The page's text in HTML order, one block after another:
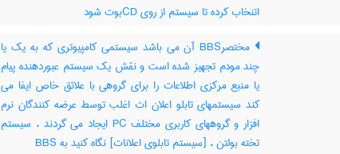
اتنخاب کرده تا سیستم از روی CDبوت شود
مختصرBBS آن می باشد سیستمی کامپیوتری که به یک یا
چند مودم تجهیز شده است و نقش یک سیستم عبوردهنده پیام
یا منبع مرکزی اطلاعات را برای گروهی با علائق خاص ایفا می
کند سیستمهای تابلو اعلان ات اغلب توسط عرضه کنندگان نرم
افزار و گروههای کاربری مختلف PC ایجاد می گردند ، سیستم
تخته بولتن ، [سیستم تابلوی اعلانات] نگاه کنید به ‎ BBS